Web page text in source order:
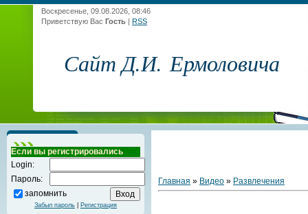
Воскресенье, 09.08.2026, 08:46
Приветствую Вас Гость | RSS
Сайт Д.И. Ермоловича
Если вы регистрировались
Login:
Пароль:
запомнить
Забыл пароль Регистрация
Главная » Видео » Развлечения